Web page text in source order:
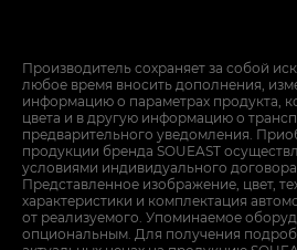
Производитель сохраняет за собой
любое время вносить дополнения,
информацию о параметрах продукта,
цвета и в другую информацию о
предварительного уведомления.
продукции бренда SOUEAST
условиями индивидуального
Представленное изображение, цвет,
характеристики и комплектация
от реализуемого. Упоминаемое
опциональным. Для получения